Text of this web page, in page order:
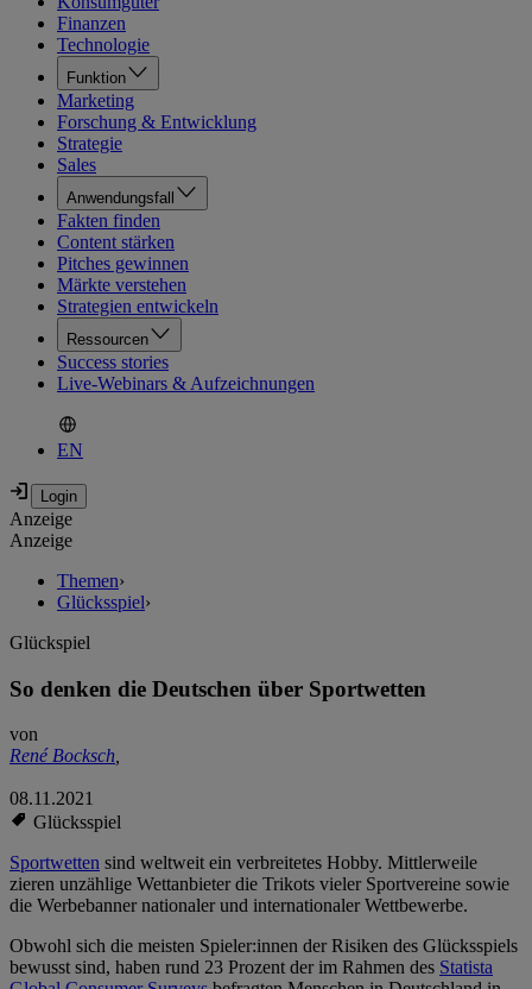
Finanzen
Technologie
Funktion
Marketing
Forschung & Entwicklung
Strategie
Sales
Anwendungsfall
Fakten finden
Content stärken
Pitches gewinnen
Märkte verstehen
Strategien entwickeln
Ressourcen
Success stories
Live-Webinars & Aufzeichnungen
EN
Anzeige
Anzeige
Themen›
Glücksspiel›
Glückspiel
So denken die Deutschen über Sportwetten
von
René Bocksch,
08.11.2021
Glücksspiel
Sportwetten sind weltweit ein verbreitetes Hobby. Mittlerweile
zieren unzählige Wettanbieter die Trikots vieler Sportvereine sowie
die Werbebanner nationaler und internationaler Wettbewerbe.
Obwohl sich die meisten Spieler:innen der Risiken des Glücksspiels
bewusst sind, haben rund 23 Prozent der im Rahmen des Statista